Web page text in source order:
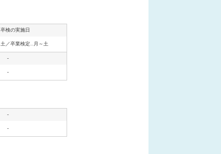
検の実施日
／卒業検定…月～土
-
-
-
-